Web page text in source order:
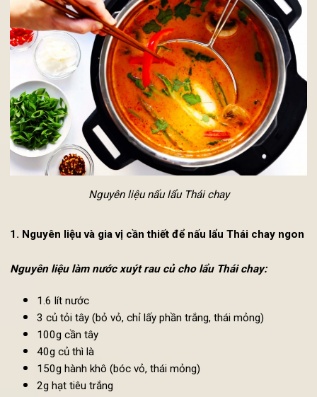
1. Nguyên liệu và gia vị cần thiết để nấu lẩu Thái chay
Nguyên liệu làm nước xuýt rau củ cho lẩu Thái chay:
1.6 lít nước
3 củ tỏi tây (bỏ vỏ, chỉ lấy phần trắng, thái mỏng)